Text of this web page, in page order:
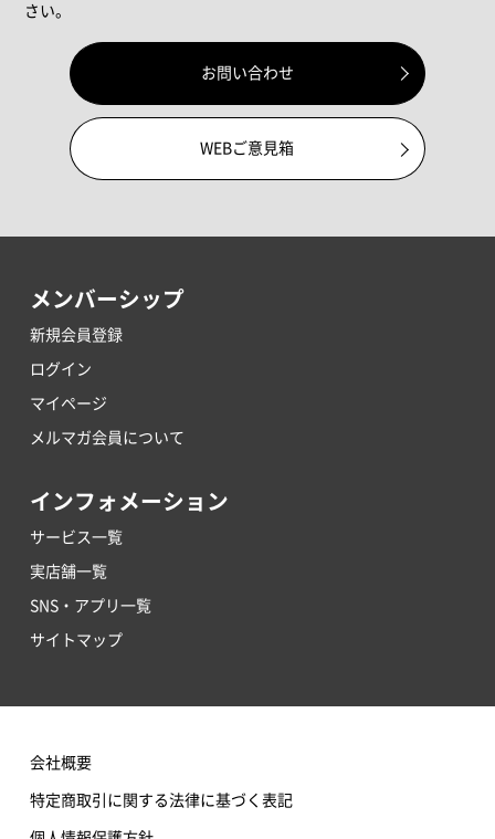
さい。
お問い合わせ
WEBご意見箱
メンバーシップ
新規会員登録
ログイン
マイページ
メルマガ会員について
インフォメーション
サービス一覧
実店舗一覧
SNS・アプリ一覧
サイトマップ
会社概要
特定商取引に関する法律に基づく表記